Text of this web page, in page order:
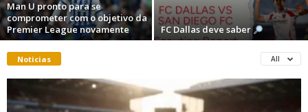
Man U pronto para se
comprometer com o objetivo da
Premier League novamente
FC Dallas deve saber
Noticias All